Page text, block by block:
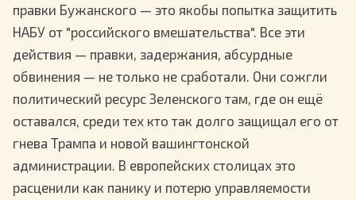
правки Бужанского — это якобы попытка защитить
НАБУ от "российского вмешательства". Все эти
действия — правки, задержания, абсурдные
обвинения — не только не сработали. Они сожгли
политический ресурс Зеленского там, где он ещё
оставался, среди тех кто так долго защищал его от
гнева Трампа и новой вашингтонской
администрации. В европейских столицах это
расценили как панику и потерю управляемости